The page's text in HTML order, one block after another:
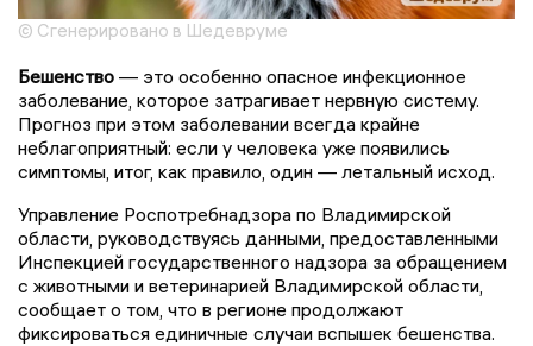
© Сгенерировано в Шедевруме
Бешенство — это особенно опасное инфекционное
заболевание, которое затрагивает нервную систему.
Прогноз при этом заболевании всегда крайне
неблагоприятный: если у человека уже появились
симптомы, итог, как правило, один — летальный исход.
Управление Роспотребнадзора по Владимирской
области, руководствуясь данными, предоставленными
Инспекцией государственного надзора за обращением
с животными и ветеринарией Владимирской области,
сообщает о том, что в регионе продолжают
фиксироваться единичные случаи вспышек бешенства.